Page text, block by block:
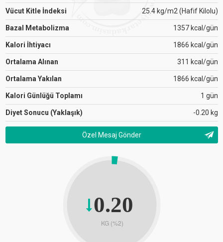
Vücut Kitle İndeksi 25.4 kg/m2 (Hafif Kilolu)
Bazal Metabolizma 1357 kcal/gün
Kalori İhtiyacı 1866 kcal/gün
Ortalama Alınan 311 kcal/gün
Ortalama Yakılan 1866 kcal/gün
Kalori Günlüğü Toplamı 1 gün
Diyet Sonucu (Yaklaşık) -0.20 kg
Özel Mesaj Gönder
0.20
KG (%2)